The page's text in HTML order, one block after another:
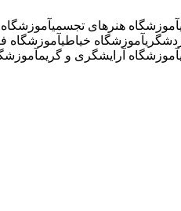
آموزشگاه هنرهای تجسمی
آموزشگاه خیاطیآموزشگاه
آموزشگاه آرایشگری و گریم